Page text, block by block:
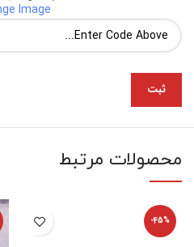
Image
محصولات مرتبط
-45%